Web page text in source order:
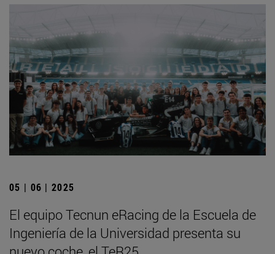
05 | 06 | 2025
El equipo Tecnun eRacing de la Escuela de
Ingeniería de la Universidad presenta su